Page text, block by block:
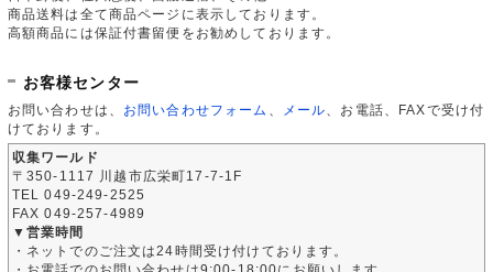
商品送料は全て商品ページに表示しております。
高額商品には保証付書留便をお勧めしております。
お客様センター
お問い合わせは、 お問い合わせフォーム メール 、お電話、FAXで受け付
けております。
収集ワールド
〒350-1117 川越市広栄町17-7-1F
TEL 049-249-2525
FAX 049-257-4989
▼営業時間
・ネットでのご注文は24時間受け付けております。
・お電話でのお問い合わせは9:00-18:00にお願いします。